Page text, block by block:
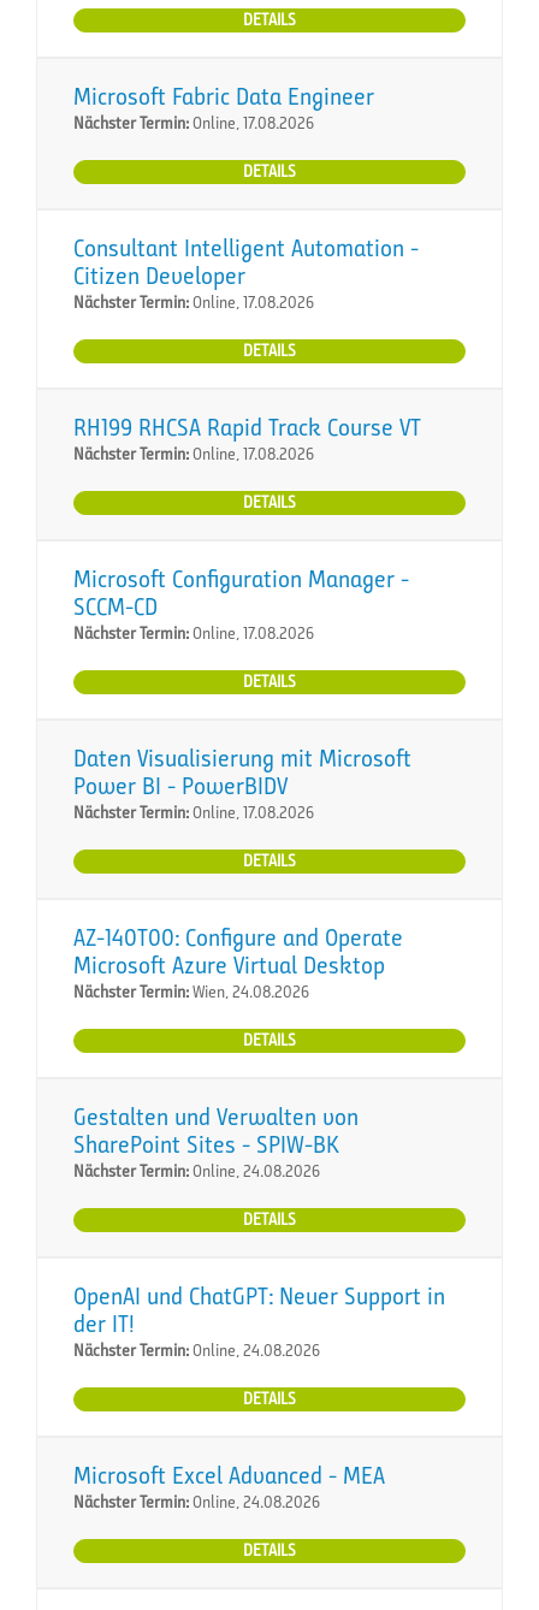
DETAILS
Microsoft Fabric Data Engineer
Nächster Termin:Online, 17.08.2026
DETAILS
Consultant Intelligent Automation -
Citizen Developer
Nächster Termin:Online, 17.08.2026
DETAILS
RH199 RHCSA Rapid Track Course VT
Nächster Termin:Online, 17.08.2026
DETAILS
Microsoft Configuration Manager -
SCCM-CD
Nächster Termin:Online, 17.08.2026
DETAILS
Daten Visualisierung mit Microsoft
Power BI - PowerBIDV
Nächster Termin:Online, 17.08.2026
DETAILS
AZ-140T00: Configure and Operate
Microsoft Azure Virtual Desktop
Nächster Termin:Wien, 24.08.2026
DETAILS
Gestalten und Verwalten von
SharePoint Sites - SPIW-BK
Nächster Termin:Online, 24.08.2026
DETAILS
OpenAI und ChatGPT: Neuer Support in
der IT!
Nächster Termin:Online, 24.08.2026
DETAILS
Microsoft Excel Advanced - MEA
Nächster Termin:Online, 24.08.2026
DETAILS